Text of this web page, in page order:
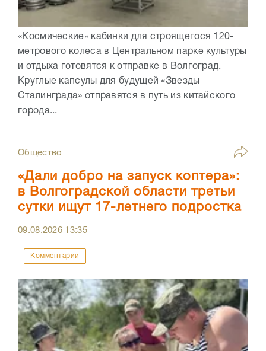
«Космические» кабинки для строящегося 120-
метрового колеса в Центральном парке культуры
и отдыха готовятся к отправке в Волгоград.
Круглые капсулы для будущей «Звезды
Сталинграда» отправятся в путь из китайского
города...
Общество
«Дали добро на запуск коптера»:
в Волгоградской области третьи
сутки ищут 17-летнего подростка
09.08.2026 13:35
Комментарии